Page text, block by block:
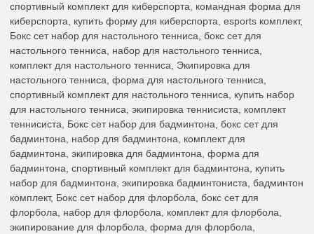
спортивный комплект для киберспорта, командная форма для
киберспорта, купить форму для киберспорта, esports комплект,
Бокс сет набор для настольного тенниса, бокс сет для
настольного тенниса, набор для настольного тенниса,
комплект для настольного тенниса, Экипировка для
настольного тенниса, форма для настольного тенниса,
спортивный комплект для настольного тенниса, купить набор
для настольного тенниса, экипировка теннисиста, комплект
теннисиста, Бокс сет набор для бадминтона, бокс сет для
бадминтона, набор для бадминтона, комплект для
бадминтона, экипировка для бадминтона, форма для
бадминтона, спортивный комплект для бадминтона, купить
набор для бадминтона, экипировка бадминтониста, бадминтон
комплект, Бокс сет набор для флорбола, бокс сет для
флорбола, набор для флорбола, комплект для флорбола,
экипирование для флорбола, форма для флорбола,